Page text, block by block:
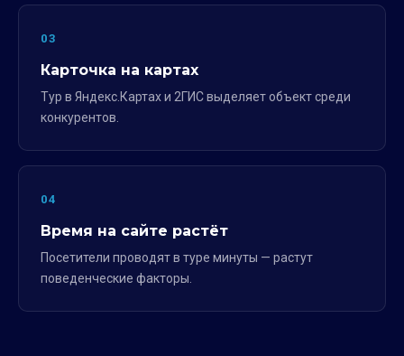
03
Карточка на картах
Тур в Яндекс.Картах и 2ГИС выделяет объект среди
конкурентов.
04
Время на сайте растёт
Посетители проводят в туре минуты — растут
поведенческие факторы.